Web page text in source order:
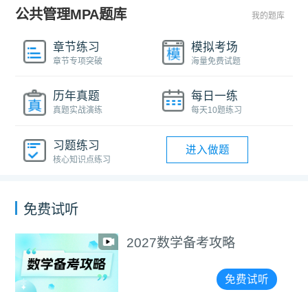
公共管理MPA题库 我的题库
章节练习
章节专项突破
模拟考场
海量免费试题
历年真题
真题实战演练
每日一练
每天10题练习
习题练习
核心知识点练习
进入做题
免费试听
2027数学备考攻略
免费试听